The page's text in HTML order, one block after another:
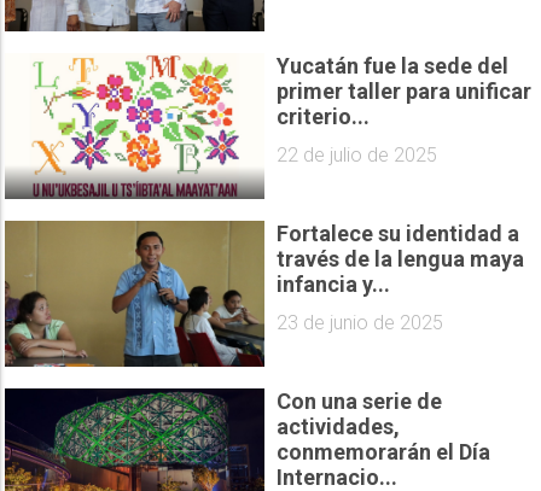
Yucatán fue la sede del
primer taller para unificar
criterio...
22 de julio de 2025
Fortalece su identidad a
través de la lengua maya
infancia y...
23 de junio de 2025
Con una serie de
actividades,
conmemorarán el Día
Internacio...